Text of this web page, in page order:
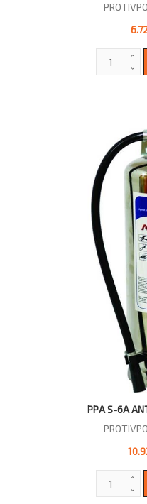
PPA S-6A